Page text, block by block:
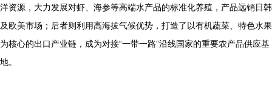
洋资源，大力发展对虾、海参等高端水产品的标准化养殖，产品远销日韩
及欧美市场；后者则利用高海拔气候优势，打造了以有机蔬菜、特色水果
为核心的出口产业链，成为对接“一带一路”沿线国家的重要农产品供应基
地。